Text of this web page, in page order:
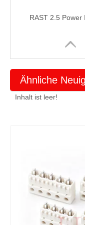
Ähnliche
Inhalt ist leer!